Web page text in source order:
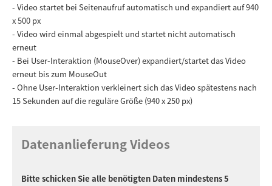
- Video startet bei Seitenaufruf automatisch und expandiert auf 940
x 500 px
- Video wird einmal abgespielt und startet nicht automatisch
erneut
- Bei User-Interaktion (MouseOver) expandiert/startet das Video
erneut bis zum MouseOut
- Ohne User-Interaktion verkleinert sich das Video spätestens nach
15 Sekunden auf die reguläre Größe (940 x 250 px)
Datenanlieferung Videos
Bitte schicken Sie alle benötigten Daten mindestens 5